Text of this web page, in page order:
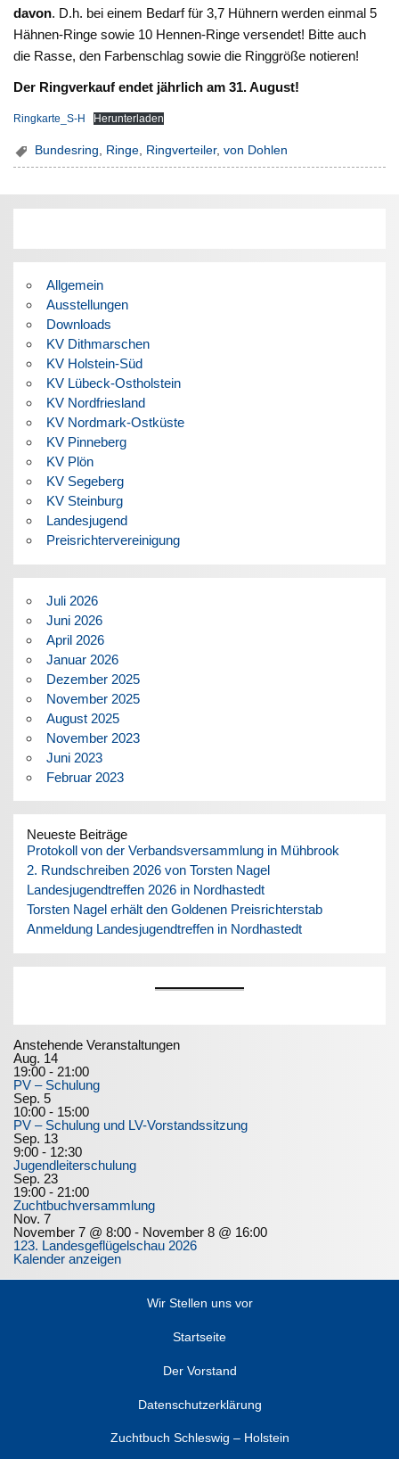
davon. D.h. bei einem Bedarf für 3,7 Hühnern werden einmal 5
Hähnen-Ringe sowie 10 Hennen-Ringe versendet! Bitte auch
die Rasse, den Farbenschlag sowie die Ringgröße notieren!
Der Ringverkauf endet jährlich am 31. August!
Ringkarte_S-H Herunterladen
Bundesring, Ringe, Ringverteiler,von Dohlen
Allgemein
Ausstellungen
Downloads
KV Dithmarschen
KV Holstein-Süd
KV Lübeck-Ostholstein
KV Nordfriesland
KV Nordmark-Ostküste
KV Pinneberg
KV Plön
KV Segeberg
KV Steinburg
Landesjugend
Preisrichtervereinigung
Juli 2026
Juni 2026
April 2026
Januar 2026
Dezember 2025
November 2025
August 2025
November 2023
Juni 2023
Februar 2023
Neueste Beiträge
Protokoll von der Verbandsversammlung in Mühbrook
2. Rundschreiben 2026 von Torsten Nagel
Landesjugendtreffen 2026 in Nordhastedt
Torsten Nagel erhält den Goldenen Preisrichterstab
Anmeldung Landesjugendtreffen in Nordhastedt
Anstehende Veranstaltungen
Aug. 14
19:00 - 21:00
PV – Schulung
Sep.5
10:00 - 15:00
PV – Schulung und LV-Vorstandssitzung
Sep. 13
9:00 - 12:30
Jugendleiterschulung
Sep. 23
19:00 - 21:00
Zuchtbuchversammlung
Nov.7
November 7 @ 8:00 - November 8 @ 16:00
123. Landesgeflügelschau 2026
Kalender anzeigen
Wir Stellen uns vor
Startseite
Der Vorstand
Datenschutzerklärung
Zuchtbuch Schleswig – Holstein